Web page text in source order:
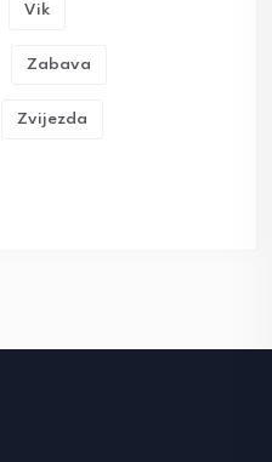
Vik
Zabava
Zvijezda